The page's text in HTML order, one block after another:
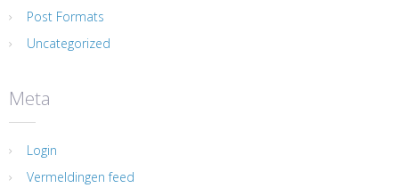
Post Formats
Uncategorized
Meta
Login
Vermeldingen feed